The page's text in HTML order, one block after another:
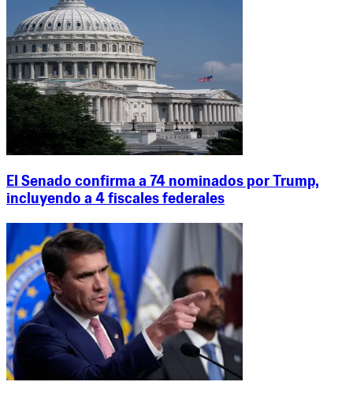
El Senado confirma a 74 nominados por Trump,
incluyendo a 4 fiscales federales